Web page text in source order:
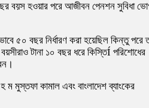
বয়স হওয়ার পরে আজীবন পেনশন সুবিধা
৫০ বছর নির্ধারণ করা হয়েছিল কিন্তু পরে
টানা ১০ বছর ধরে কিস্তিÍ পরিশোধের
ম মুস্তফা কামাল এবং বাংলাদেশ ব্যাংকের